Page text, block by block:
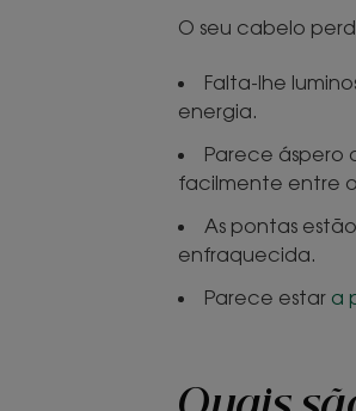
O seu cabelo
Falta-lhe
energia.
Parece áspero
facilmente entre
As pontas
enfraquecida.
Parece estara